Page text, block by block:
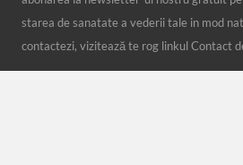
starea de sanatate a vederii tale in mod
contactezi, vizitează te rog linkul Contact